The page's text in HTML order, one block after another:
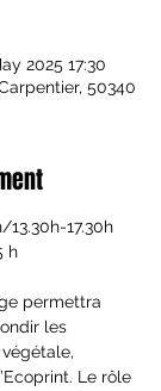
2025 17:30
50340
13.30h-17.30h
h
permettra
les
végétale,
Le rôle